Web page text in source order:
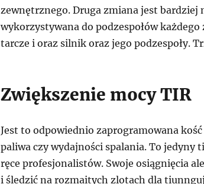
zewnętrznego. Druga zmiana jest bardziej
wykorzystywana do podzespołów
tarcze i oraz silnik oraz jego podzespoły.
Zwiększenie mocy TIR
Jest to odpowiednio zaprogramowana
paliwa czy wydajności spalania. To jedyny
ręce profesjonalistów. Swoje osiągnięcia
i śledzić na rozmaitych zlotach dla